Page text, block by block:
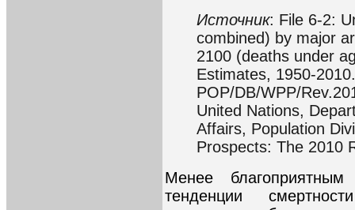
Источник: File 6-2:
combined) by major
2100 (deaths under
Estimates, 1950-2010.
POP/DB/WPP/
United Nations,
Affairs, Population
Prospects: The 2010
Менее
тенденции